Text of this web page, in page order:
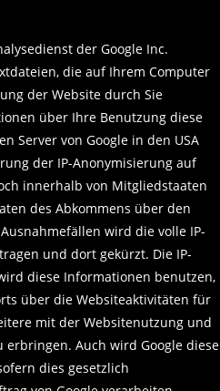
der Google Inc.
die auf Ihrem Computer
der Website durch Sie
über Ihre Benutzung diese
Server von Google in den USA
der IP-Anonymisierung auf
innerhalb von Mitgliedstaaten
des Abkommens über den
wird die volle IP-
und dort gekürzt. Die IP-
diese Informationen benutzen,
über die Websiteaktivitäten für
mit der Websitenutzung und
Auch wird Google diese
dies gesetzlich